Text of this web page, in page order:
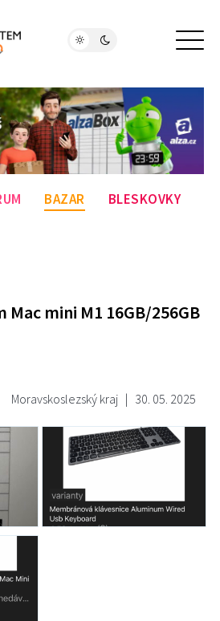
BAZAR BLESKOVKY
Mac mini M1 16GB/256GB
Moravskoslezský kraj | 30. 05. 2025